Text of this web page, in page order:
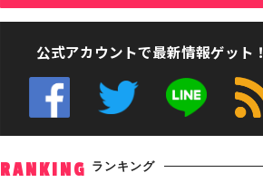
公式アカウントで最新情報ゲット！
RANKING ランキング